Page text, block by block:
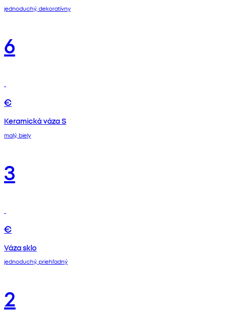
jednoduchý, dekoratívny
6
€
Keramická váza S
malý, biely
3
€
Váza sklo
jednoduchý, priehľadný
2